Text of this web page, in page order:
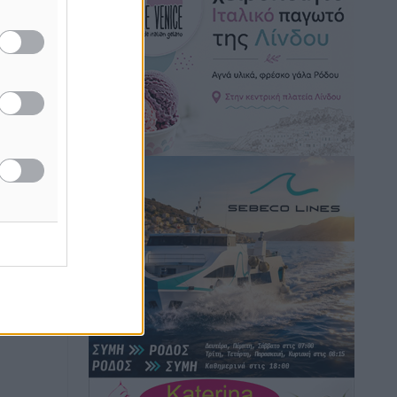
Κικίλιας: Μειώθηκαν κατά 34% οι
μεταναστευτικές ροές στα θαλάσσια
σύνορα
• πριν 2 ώρες
Κως: Γερμανός τουρίστας κέρδισε
αποζημίωση 900 ευρώ επειδή δεν
βρήκε ξαπλώστρες στις οικογενειακές
διακοπές του
Τοπικές Ειδήσεις• πριν 3 ώρες
Ο γεωεντοπισμός μέσω 112 «έσωσε»
Δανό περιπατητή στη Ρόδο
Τοπικές Ειδήσεις πριν 3 ώρες
Σύμη: Ανασύρθηκε σορός άνδρα –